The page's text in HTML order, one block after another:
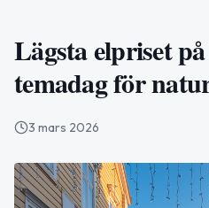
Lägsta elpriset
temadag för
3 mars 2026